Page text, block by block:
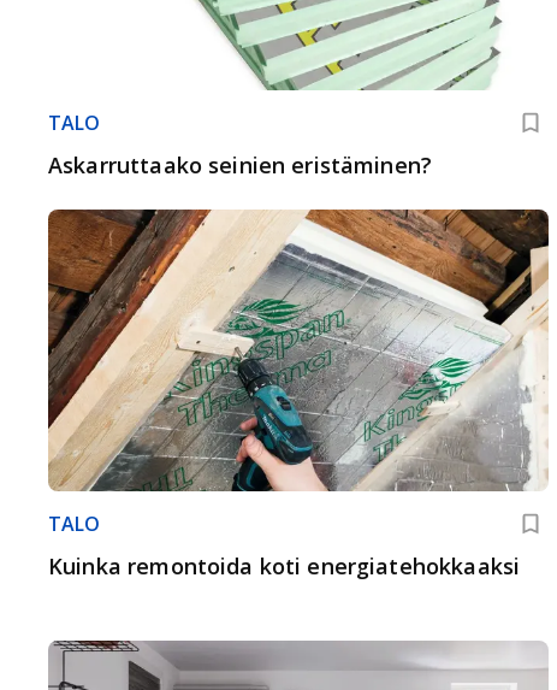
TALO
Askarruttaako seinien eristäminen?
TALO
Kuinka remontoida koti energiatehokkaaksi